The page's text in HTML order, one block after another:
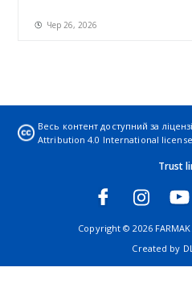
Чер 26, 2026
Весь контент доступний за
Attribution 4.0 International license
Trust
Copyright © 2026
Created by